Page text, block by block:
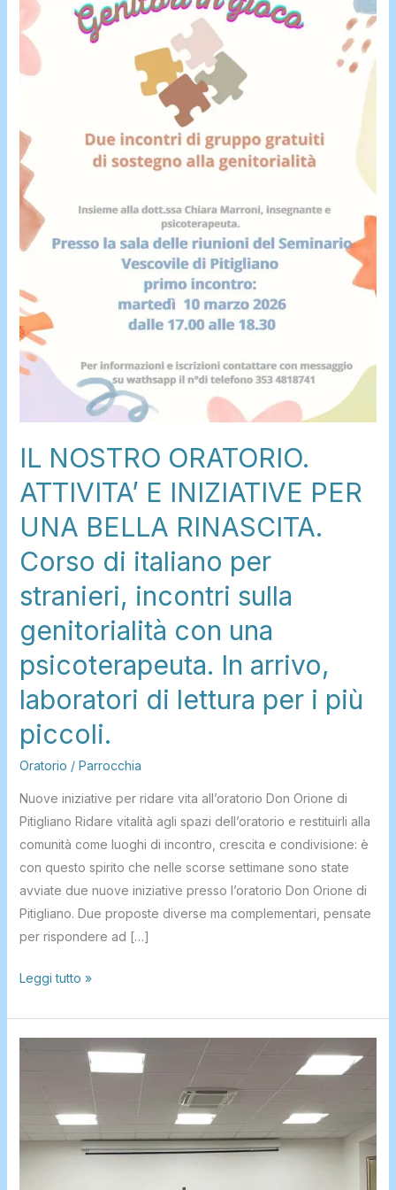
IL NOSTRO ORATORIO.
ATTIVITA’ E INIZIATIVE PER
UNA BELLA RINASCITA.
Corso di italiano per
stranieri, incontri sulla
genitorialità con una
psicoterapeuta. In arrivo,
laboratori di lettura per i più
piccoli.
Oratorio / Parrocchia
Nuove iniziative per ridare vita all’oratorio Don Orione di
Pitigliano Ridare vitalità agli spazi dell’oratorio e restituirli alla
comunità come luoghi di incontro, crescita e condivisione: è
con questo spirito che nelle scorse settimane sono state
avviate due nuove iniziative presso l’oratorio Don Orione di
Pitigliano. Due proposte diverse ma complementari, pensate
per rispondere ad […]
INIZIATIVE
RINASCITA.
Corso
italiano
per
stranieri,
sulla
genitorialità
con
una
psicoterapeuta.
laboratori
lettura
più
piccoli.
Leggi tutto »
MAGO
PITIGLIANO.
Evento